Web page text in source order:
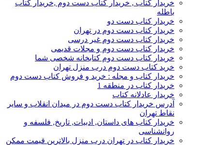
خریدار کتاب , خریدار کتاب دست دوم ,خریدار کتاب
باطله
خریدار کتاب دست دو
خریدار کتاب دست دوم در تهران
خریدار کتاب دست دوم غیر درسی
خریدار کتاب دست دوم و مجلات قدیمی
خریدار کتاب دست دوم کتابخانه شخصی شما
خرید کتاب دست دوم درب منزل تهران
خریدار کتاب و مجله : خرید و فروش کتاب دست دوم
خریدار کتاب در منطقه 1
خریدار عادلانه کتاب
آدرس خریدار کتاب دست دوم در میدان انقلاب و سایر
نقاط تهران
خریدار کتاب های داستان, ادبیات, تاریخ, فلسفه و
روانشناسی
خریدار کتاب در تهران درب منزل بالاترین قیمت ممکن